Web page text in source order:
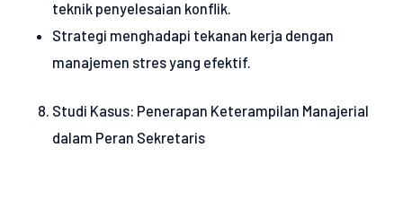
teknik penyelesaian konflik.
Strategi menghadapi tekanan kerja dengan
manajemen stres yang efektif.
Studi Kasus: Penerapan Keterampilan Manajerial
dalam Peran Sekretaris